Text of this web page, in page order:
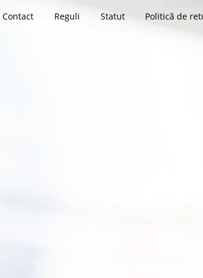
Contact Reguli Statut Politică de